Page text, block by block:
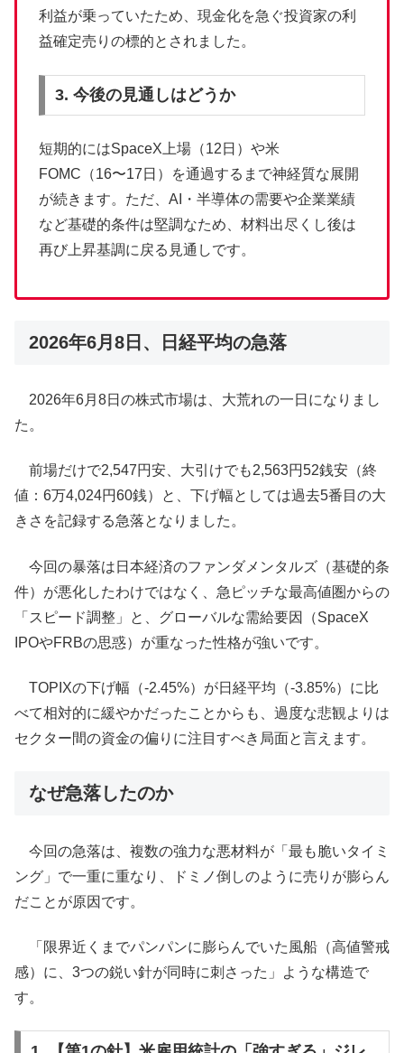
利益が乗っていたため、現金化を急ぐ投資家の利
益確定売りの標的とされました。
3. 今後の見通しはどうか
短期的にはSpaceX上場（12日）や米
FOMC（16〜17日）を通過するまで神経質な展開
が続きます。ただ、AI・半導体の需要や企業業績
など基礎的条件は堅調なため、材料出尽くし後は
再び上昇基調に戻る見通しです。
2026年6月8日、日経平均の急落
2026年6月8日の株式市場は、大荒れの一日になりまし
た。
前場だけで2,547円安、大引けでも2,563円52銭安（終
値：6万4,024円60銭）と、下げ幅としては過去5番目の大
きさを記録する急落となりました。
今回の暴落は日本経済のファンダメンタルズ（基礎的条
件）が悪化したわけではなく、急ピッチな最高値圏からの
「スピード調整」と、グローバルな需給要因（SpaceX
IPOやFRBの思惑）が重なった性格が強いです。
TOPIXの下げ幅（-2.45%）が日経平均（-3.85%）に比
べて相対的に緩やかだったことからも、過度な悲観よりは
セクター間の資金の偏りに注目すべき局面と言えます。
なぜ急落したのか
今回の急落は、複数の強力な悪材料が「最も脆いタイミ
ング」で一重に重なり、ドミノ倒しのように売りが膨らん
だことが原因です。
「限界近くまでパンパンに膨らんでいた風船（高値警戒
感）に、3つの鋭い針が同時に刺さった」ような構造で
す。